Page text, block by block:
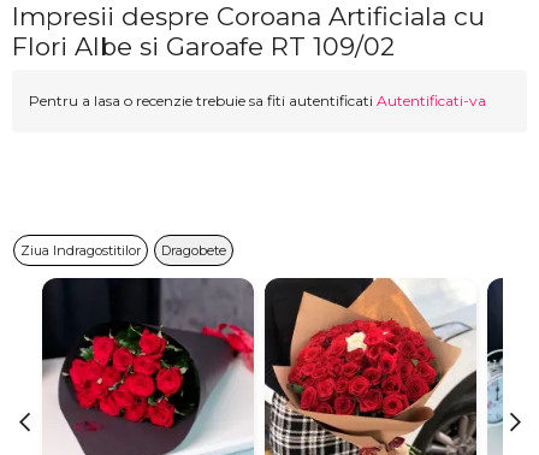
Impresii despre Coroana Artificiala cu
Flori Albe si Garoafe RT 109/02
Pentru a lasa o recenzie trebuie sa fiti autentificati Autentificati-va
Ziua Indragostitilor Dragobete